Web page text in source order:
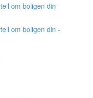
om boligen din
om boligen din -